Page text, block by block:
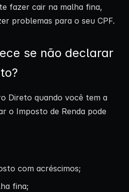
fazer cair na malha fina,
problemas para o seu CPF.
se não declarar
Direto quando você tem a
o Imposto de Renda pode
com acréscimos;
fina;